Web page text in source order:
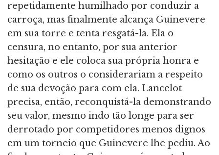
repetidamente humilhado por conduzir a
carroça, mas finalmente alcança Guinevere
em sua torre e tenta resgatá-la. Ela o
censura, no entanto, por sua anterior
hesitação e ele coloca sua própria honra e
como os outros o considerariam a respeito
de sua devoção para com ela. Lancelot
precisa, então, reconquistá-la demonstrando
seu valor, mesmo indo tão longe para ser
derrotado por competidores menos dignos
em um torneio que Guinevere lhe pediu. Ao